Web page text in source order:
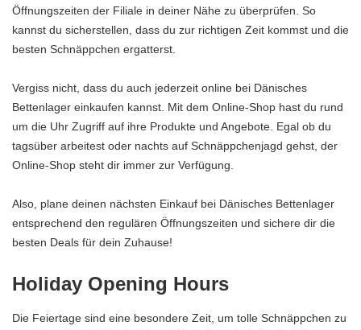
Öffnungszeiten der Filiale in deiner Nähe zu überprüfen. So
kannst du sicherstellen, dass du zur richtigen Zeit kommst und die
besten Schnäppchen ergatterst.
Vergiss nicht, dass du auch jederzeit online bei Dänisches
Bettenlager einkaufen kannst. Mit dem Online-Shop hast du rund
um die Uhr Zugriff auf ihre Produkte und Angebote. Egal ob du
tagsüber arbeitest oder nachts auf Schnäppchenjagd gehst, der
Online-Shop steht dir immer zur Verfügung.
Also, plane deinen nächsten Einkauf bei Dänisches Bettenlager
entsprechend den regulären Öffnungszeiten und sichere dir die
besten Deals für dein Zuhause!
Holiday Opening Hours
Die Feiertage sind eine besondere Zeit, um tolle Schnäppchen zu